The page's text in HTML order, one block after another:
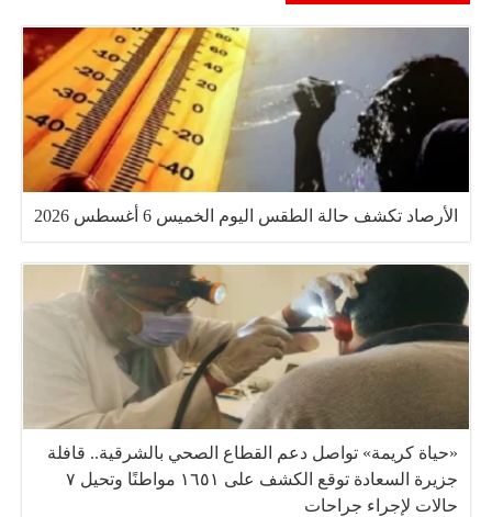
الأرصاد تكشف حالة الطقس اليوم الخميس 6 أغسطس 2026
«حياة كريمة» تواصل دعم القطاع الصحي بالشرقية.. قافلة
جزيرة السعادة توقع الكشف على ١٦٥١ مواطنًا وتحيل ٧
حالات لإجراء جراحات